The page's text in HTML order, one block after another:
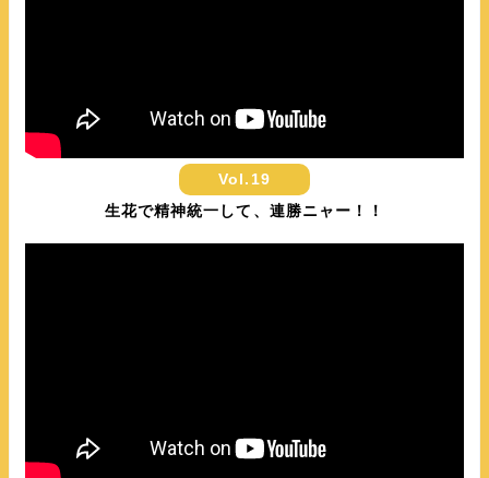
Vol.19
生花で精神統一して、連勝ニャー！！